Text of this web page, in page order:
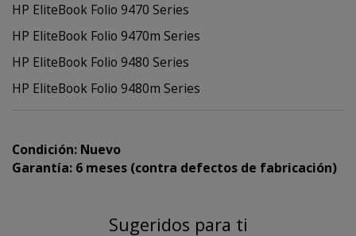
HP EliteBook Folio 9470 Series
HP EliteBook Folio 9470m Series
HP EliteBook Folio 9480 Series
HP EliteBook Folio 9480m Series
Condición: Nuevo
Garantía: 6 meses (contra defectos de fabricación)
Sugeridos para ti